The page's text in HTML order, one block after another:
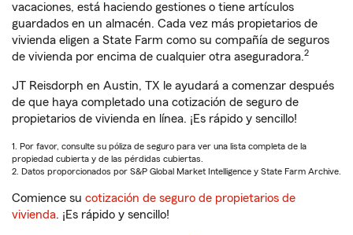
vacaciones, está haciendo gestiones o tiene artículos
guardados en un almacén. Cada vez más propietarios de
vivienda eligen a State Farm como su compañía de seguros
de vivienda por encima de cualquier otra aseguradora.2
JT Reisdorph en Austin, TX le ayudará a comenzar después
de que haya completado una cotización de seguro de
propietarios de vivienda en línea. ¡Es rápido y sencillo!
1. Por favor, consulte su póliza de seguro para ver una lista completa de la
propiedad cubierta y de las pérdidas cubiertas.
2. Datos proporcionados por S&P Global Market Intelligence y State Farm Archive.
Comience su cotización de seguro de propietarios de
vivienda. ¡Es rápido y sencillo!